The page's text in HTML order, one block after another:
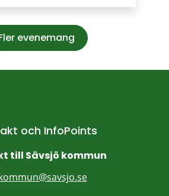
evenemang
och InfoPoints
till Sävsjö kommun